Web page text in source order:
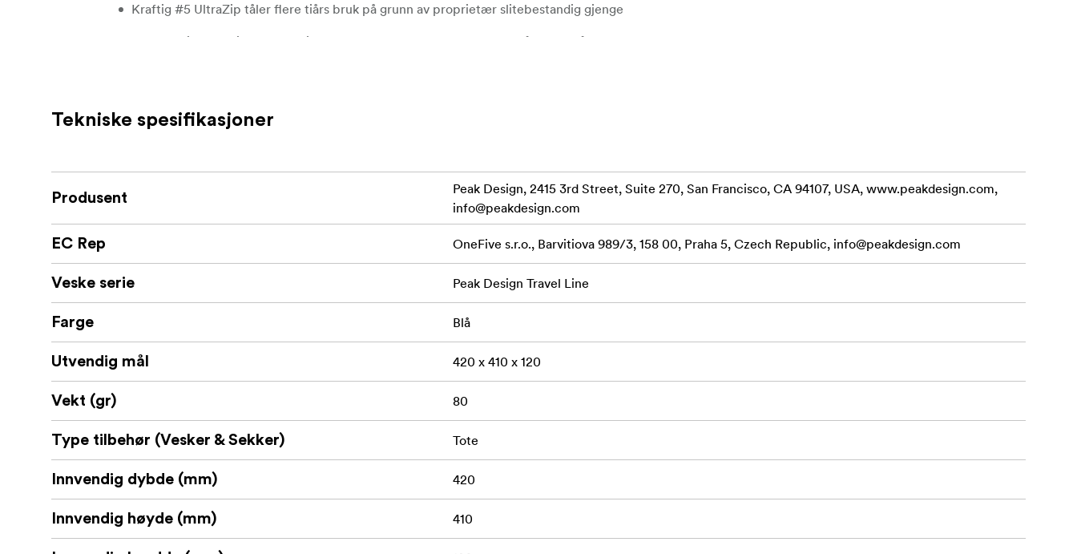
Kraftig #5 UltraZip tåler flere tiårs bruk på grunn av proprietær slitebestandig gjenge
100 % resirkulert ripstop-skall i 70D nylon/poly kan selvhelbrede små skrubbsår
Tekniske spesifikasjoner
Produsent
Peak Design, 2415 3rd Street, Suite 270, San Francisco, CA 94107, USA, www.peakdesign.com,
info@peakdesign.com
EC Rep OneFive s.r.o., Barvitiova 989/3, 158 00, Praha 5, Czech Republic, info@peakdesign.com
Veske serie Peak Design Travel Line
Farge Blå
Utvendig mål 420 x 410 x 120
Vekt (gr) 80
Type tilbehør (Vesker & Sekker) Tote
Innvendig dybde (mm) 420
Innvendig høyde (mm) 410